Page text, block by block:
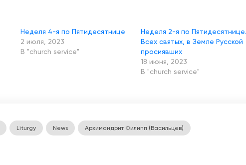
Неделя 4-я по Пятидесятнице
2 июля, 2023
В "church service"
Неделя 2-я по Пятидесятнице.
Всех святых, в Земле Русской
просиявших
18 июня, 2023
В "church service"
Liturgy News Архимандрит Филипп (Васильцев)